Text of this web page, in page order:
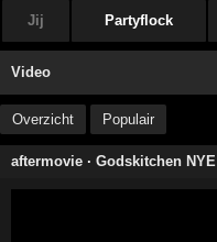
Jij Partyflock
Video
Overzicht Populair
aftermovie ·Godskitchen NYE